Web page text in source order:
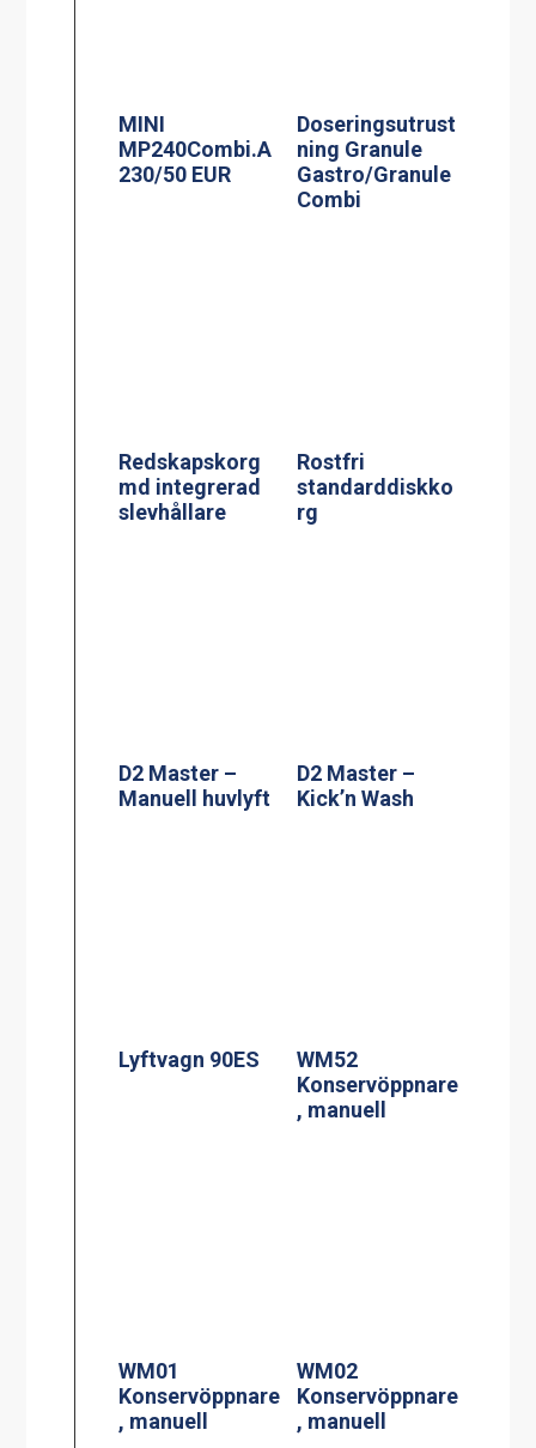
MINI
MP240Combi.A
230/50 EUR
Doseringsutrust
ning Granule
Gastro/Granule
Combi
Redskapskorg
md integrerad
slevhållare
Rostfri
standarddiskko
rg
D2 Master –
Manuell huvlyft
D2 Master –
Kick’n Wash
Lyftvagn 90ES
WM52
Konservöppnare
, manuell
WM01
Konservöppnare
, manuell
WM02
Konservöppnare
, manuell